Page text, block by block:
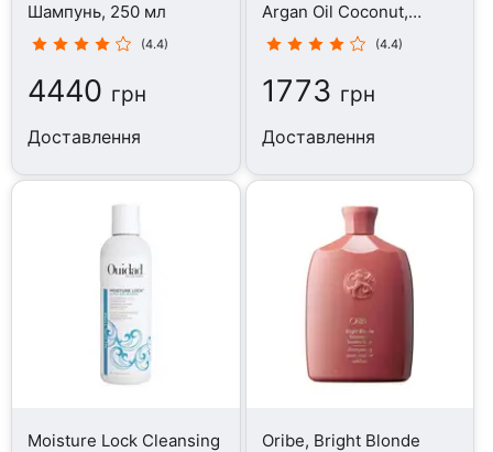
Шампунь, 250 мл
(4.4)
4440 грн
Доставлення
Argan Oil Coconut,
Шампунь, 473 мл
(4.4)
1773 грн
Доставлення
Moisture Lock Cleansing
Oribe, Bright Blonde